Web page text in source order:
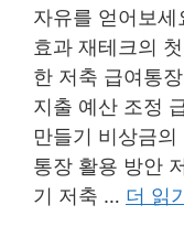
자유를 얻어보
효과 재테크의
한 저축 급여통
지출 예산 조정
만들기 비상금
통장 활용 방안
기 저축 … 더 읽